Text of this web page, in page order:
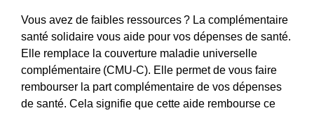
Vous avez de faibles ressources ? La complémentaire
santé solidaire vous aide pour vos dépenses de santé.
Elle remplace la couverture maladie universelle
complémentaire (CMU-C). Elle permet de vous faire
rembourser la part complémentaire de vos dépenses
de santé. Cela signifie que cette aide rembourse ce